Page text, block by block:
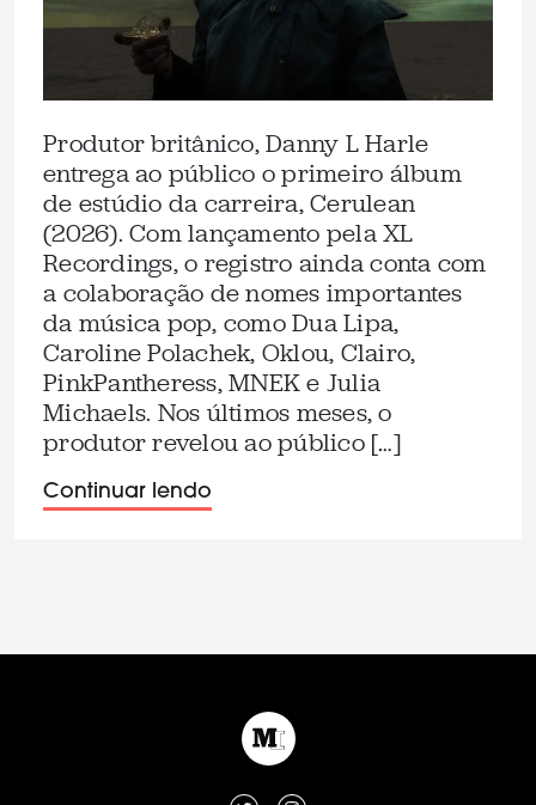
Produtor britânico, Danny L Harle
entrega ao público o primeiro álbum
de estúdio da carreira, Cerulean
(2026). Com lançamento pela XL
Recordings, o registro ainda conta com
a colaboração de nomes importantes
da música pop, como Dua Lipa,
Caroline Polachek, Oklou, Clairo,
PinkPantheress, MNEK e Julia
Michaels. Nos últimos meses, o
produtor revelou ao público […]
Continuar lendo